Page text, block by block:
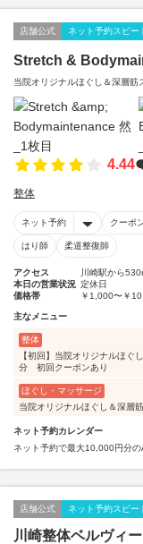
店舗公式 ネット予約スピー
Stretch &
当院オリジナルほぐし＆深層
4.44
整体
ネット予約 クーポ
はり師 柔道整復師
アクセス
川崎駅から
本日の営業状況 定休日
価格帯
￥1,000〜￥
主なメニュー
整体
【初回】当院オリジナルほぐ
分 初回クーポンあり
ほぐし・マッサージ
当院オリジナルほぐし＆深層
ネット予約カレンダー
ネット予約で最大10,000円分
店舗公式 ネット予約スピー
川崎整体ベルヴィ